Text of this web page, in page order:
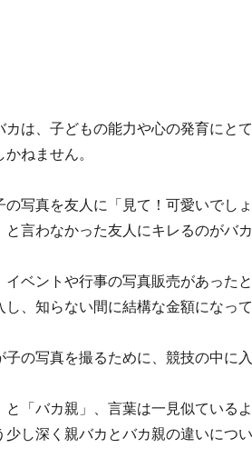
カは、子どもの能力や心の発育にと
ねません。
の写真を友人に「見て！可愛いでし
と言わなかった友人にキレるのがバカ
イベントや行事の写真販売があった
し、知らない間に結構な金額になっ
子の写真を撮るために、競技の中に
と「バカ親」、言葉は一見似ている
少し深く親バカとバカ親の違いにつ